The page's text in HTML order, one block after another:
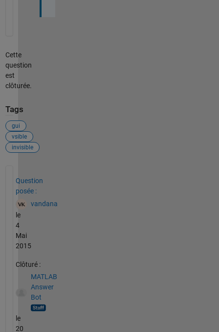
Cette
question
est
clôturée.
Tags
gui
vsible
invisible
Question
posée :
vandana
le
4
Mai
2015
Clôturé :
MATLAB
Answer
Bot
le
20